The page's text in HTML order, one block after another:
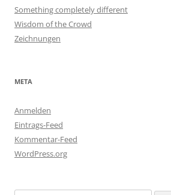
Something completely different
Wisdom of the Crowd
Zeichnungen
META
Anmelden
Eintrags-Feed
Kommentar-Feed
WordPress.org